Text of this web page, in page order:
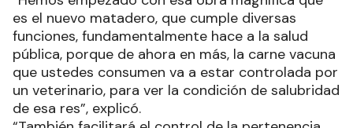
es el nuevo matadero, que cumple diversas
funciones, fundamentalmente hace a la salud
pública, porque de ahora en más, la carne vacuna
que ustedes consumen va a estar controlada por
un veterinario, para ver la condición de salubridad
de esa res”, explicó.